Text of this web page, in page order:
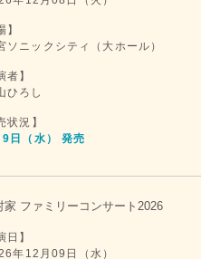
】
ソニックシティ（大ホール）
者】
ひろし
状況】
9日（水） 発売
家 ファミリーコンサート2026
日】
年12月09日（水）